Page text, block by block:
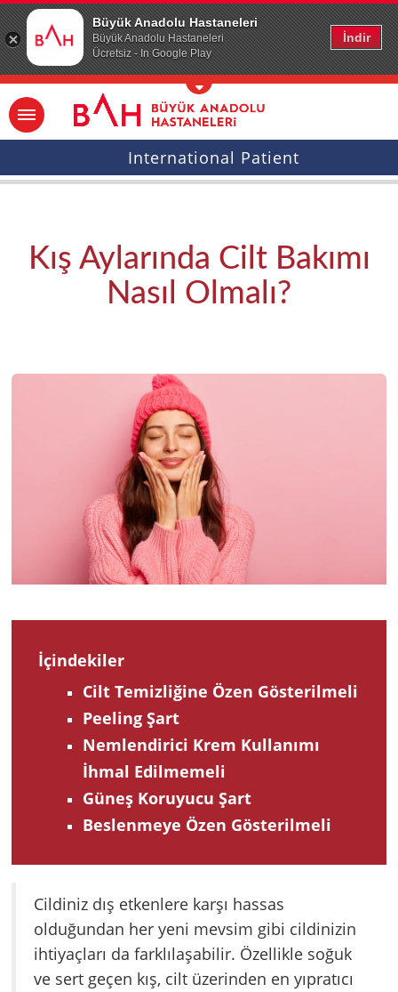
Büyük Anadolu Hastaneleri
Büyük Anadolu Hastaneleri
Ücretsiz - In Google Play
İndir
Ana icerige atla
International Patient
Kış Aylarında Cilt Bakımı
Nasıl Olmalı?
İçindekiler
Cilt Temizliğine Özen Gösterilmeli
Peeling Şart
Nemlendirici Krem Kullanımı
İhmal Edilmemeli
Güneş Koruyucu Şart
Beslenmeye Özen Gösterilmeli
Cildiniz dış etkenlere karşı hassas
olduğundan her yeni mevsim gibi cildinizin
ihtiyaçları da farklılaşabilir. Özellikle soğuk
ve sert geçen kış, cilt üzerinden en yıpratıcı